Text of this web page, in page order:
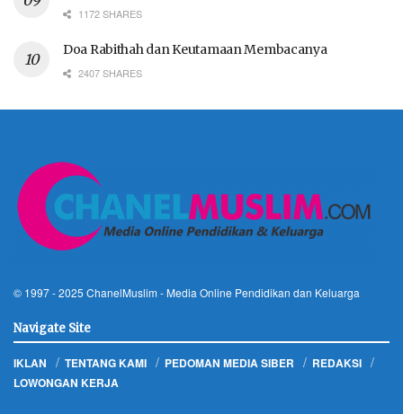
1172 SHARES
Doa Rabithah dan Keutamaan Membacanya
2407 SHARES
© 1997 - 2025 ChanelMuslim - Media Online Pendidikan dan Keluarga
Navigate Site
IKLAN TENTANG KAMI PEDOMAN MEDIA SIBER
REDAKSI
LOWONGAN KERJA